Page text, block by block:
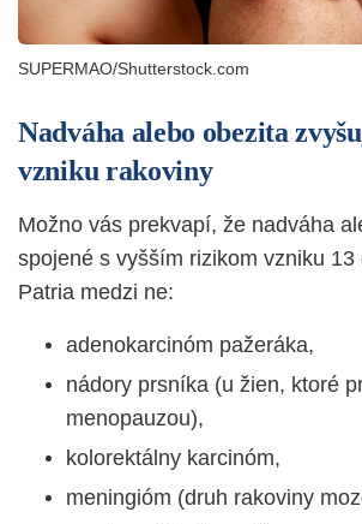
SUPERMAO/Shutterstock.com
Nadváha alebo obezita
vzniku rakoviny
Možno vás prekvapí, že nadváha
spojené s vyšším rizikom vzniku 13
Patria medzi ne:
adenokarcinóm pažeráka,
nádory prsníka (u žien, ktoré
menopauzou),
kolorektálny karcinóm,
meningióm (druh rakoviny